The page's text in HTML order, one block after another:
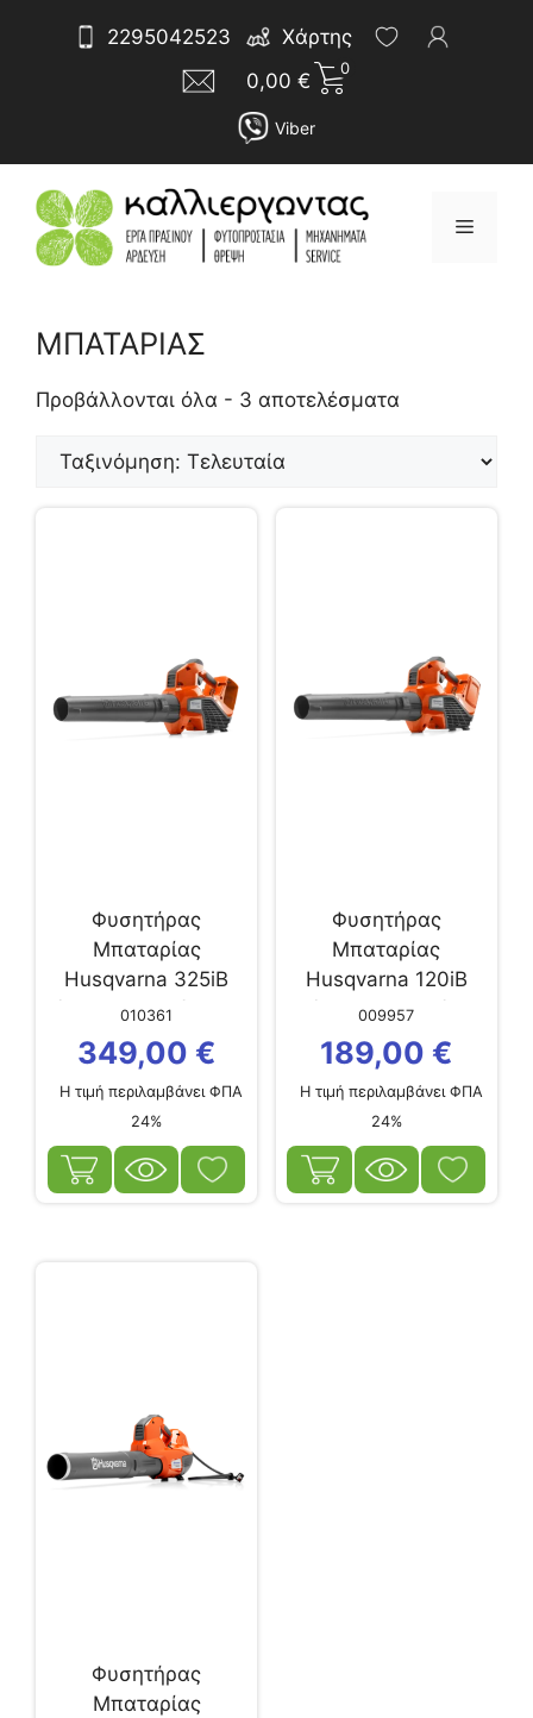
2295042523
Χάρτης
0,00 €
0
Viber
Μενού
ΜΠΑΤΑΡΙΑΣ
Προβάλλονται όλα - 3 αποτελέσματα
Sorted
latest
Φυσητήρας
Μπαταρίας
Ηusqvarna 325iB
(άνευ μπαταρίας &...
010361
349,00 €
Η τιμή περιλαμβάνει ΦΠΑ
24%
Φυσητήρας
Μπαταρίας
Husqvarna 120iB
(άνευ Μπαταρίας
&...
009957
189,00 €
Η τιμή περιλαμβάνει ΦΠΑ
24%
Φυσητήρας
Μπαταρίας